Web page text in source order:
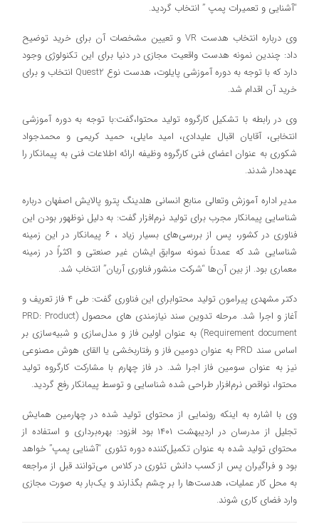
“آشنایی و تعمیرات پمپ ” انتخاب گردید.
وی درباره انتخاب هدست VR و تعیین مشخصات آن برای خرید توضیح
داد: چندین نمونه هدست واقعیت مجازی در دنیا برای این تکنولوژی وجود
دارد که با توجه به دوره آموزشی پایلوت، هدست نوع Quest2 انتخاب و برای
خرید آن اقدام شد.
وی در رابطه با تشکیل کارگروه تولید محتوا،گفت:با توجه به دوره آموزشی
انتخابی، آقایان اقبال علیدادی، امید مایلی، حمید کریمی و محمدجواد
شکوری به عنوان اعضای فنی کارگروه وظیفه ارائه اطلاعات فنی به پیمانکار را
عهده‌دار شدند.
مدیر اداره آموزش وتعالی منابع انسانی هلدینگ پترو پالایش اصفهان درباره
شناسایی پیمانکار مجرب برای تولید نرم‌افزار گفت: به دلیل نوظهور بودن این
فناوری در کشور، پس از بررسی‌های بسیار زیاد ، ۶ پیمانکار در این زمینه
شناسایی شد که عمدتاً نمونه سوابق ایشان غیر صنعتی و اکثراً در زمینه
معماری بود. از بین آن‌ها “شرکت منشور فناوری آریان” انتخاب شد.
دکتر مشهدی پیرامون تولید محتوابرای این فناوری گفت: طی ۴ فاز تعریف و
آغاز و اجرا شد. مرحله تدوین سند نیازمندی های محصول (PRD: Product
Requirement document) به عنوان اولین فاز و مدل‌ساز‌‌ی و شبیه‌ساز‌ی بر
اساس سند PRD به عنوان دومین فاز و رفتاربخشی یا القای هوش مصنوعی
نیز به عنوان سومین فاز اجرا شد. در فاز چهارم با مشارکت کارگروه تولید
محتوا، نواقص نرم‌افزار طراحی شده شناسایی و توسط پیمانکار رفع گردید.
وی با اشاره به اینکه رونمایی از محتوای تولید شده در چهارمین همایش
تجلیل از مدرسان در اردیبهشت ۱۴۰۱ بود افزود: بهره‌برداری و استفاده از
محتوای تولید شده به عنوان تکمیل‌کننده دوره تئوری “آشنایی پمپ” خواهد
بود و فراگیران پس از کسب دانش تئوری در کلاس می‌توانند قبل از مراجعه
به محل کار عملیات، هدست‌ها را بر چشم بگذارند و یک‌بار به صورت مجازی
وارد فضای کاری شوند.